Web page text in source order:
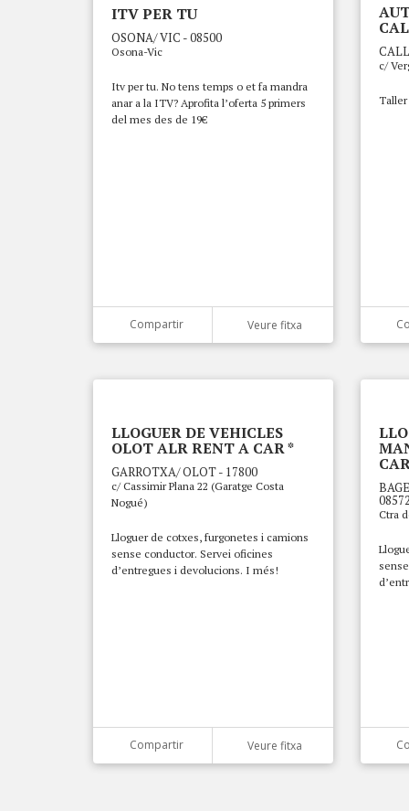
ITV PER TU
OSONA/ VIC - 08500
Osona-Vic
Itv per tu. No tens temps o et fa mandra
anar a la ITV? Aprofita l’oferta 5 primers
del mes des de 19€
Compartir Veure fitxa
c/
Taller
LLOGUER DE VEHICLES
OLOT ALR RENT A CAR *
GARROTXA/ OLOT - 17800
c/ Cassimir Plana 22 (Garatge Costa
Nogué)
Lloguer de cotxes, furgonetes i camions
sense conductor. Servei oficines
d’entregues i devolucions. I més!
Compartir Veure fitxa
Ctra